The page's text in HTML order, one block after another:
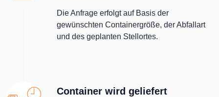
Die Anfrage erfolgt auf Basis der
gewünschten Containergröße, der Abfallart
und des geplanten Stellortes.
Container wird geliefert